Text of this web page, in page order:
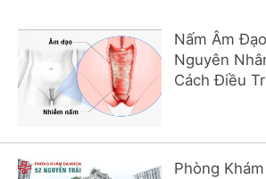
Nấm Âm
Nguyên
Cách Điều
Phòng